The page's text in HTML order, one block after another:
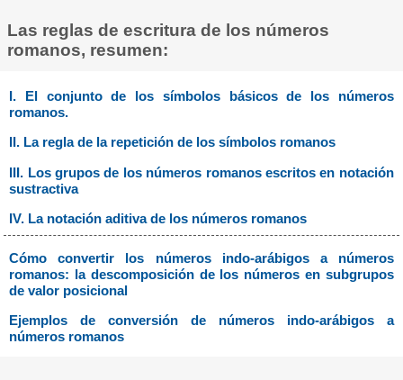
Las reglas de escritura de los números
romanos, resumen:
I. El conjunto de los símbolos básicos de los números
romanos.
II. La regla de la repetición de los símbolos romanos
III. Los grupos de los números romanos escritos en notación
sustractiva
IV. La notación aditiva de los números romanos
Cómo convertir los números indo-arábigos a números
romanos: la descomposición de los números en subgrupos
de valor posicional
Ejemplos de conversión de números indo-arábigos a
números romanos